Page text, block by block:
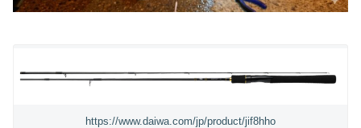
https://www.daiwa.com/jp/product/jif8hho